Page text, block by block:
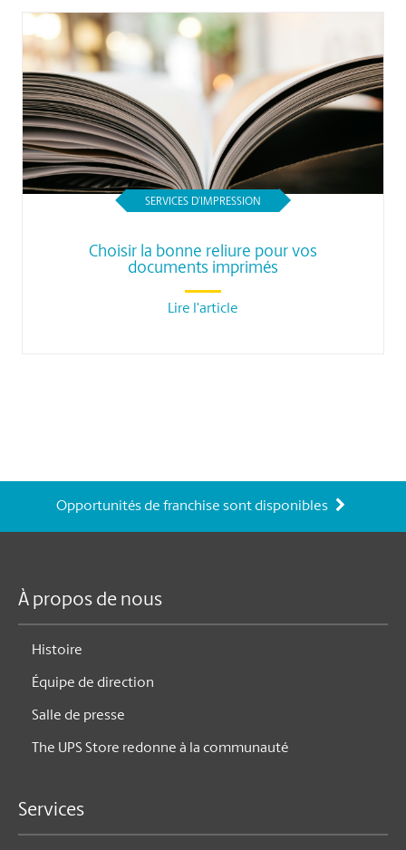
SERVICES D’IMPRESSION
Choisir la bonne reliure pour vos
documents imprimés
Lire l'article
Opportunités de franchise sont disponibles
À propos de nous
Histoire
Équipe de direction
Salle de presse
The UPS Store redonne à la communauté
Services